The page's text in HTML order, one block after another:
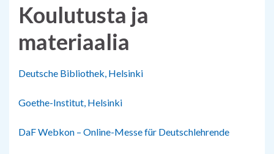
Koulutusta ja
materiaalia
Deutsche Bibliothek, Helsinki
Goethe-Institut, Helsinki
DaF Webkon – Online-Messe für Deutschlehrende